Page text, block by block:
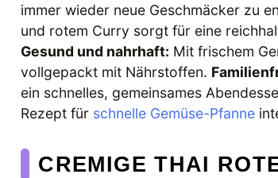
immer wieder neue Geschmäcker zu
und rotem Curry sorgt für eine
Gesund und nahrhaft: Mit frischem
vollgepackt mit Nährstoffen.
ein schnelles, gemeinsames
Rezept für schnelle Gemüse-Pfanne
CREMIGE THAI